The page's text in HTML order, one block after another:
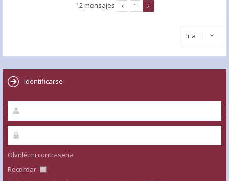
12 mensajes 1 2
Ir a
Identificarse
Olvidé mi contraseña
Recordar